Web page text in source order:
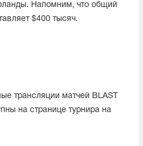
Напомним, что общий
$400 тысяч.
трансляции матчей BLAST
на странице турнира на